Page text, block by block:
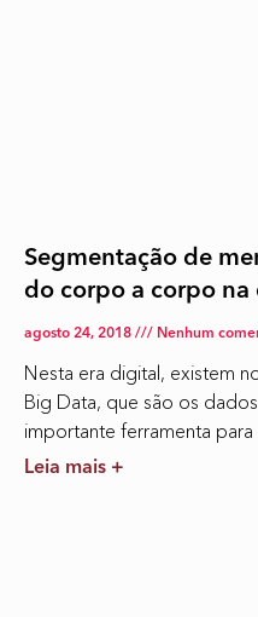
Segmentação de
do corpo a corpo na
agosto 24, 2018 Nenhum
Nesta era digital, existem
Big Data, que são os
importante ferramenta
Leia mais +